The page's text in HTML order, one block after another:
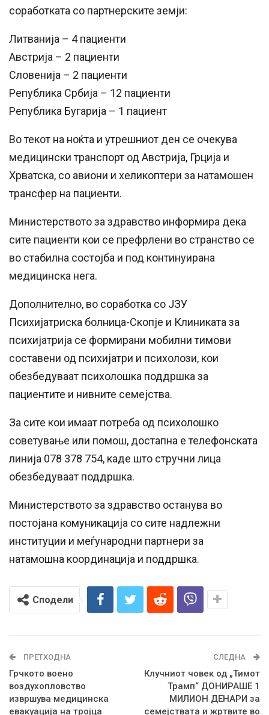
соработката со партнерските земји:
Литванија – 4 пациенти
Австрија – 2 пациенти
Словенија – 2 пациенти
Република Србија – 12 пациенти
Република Бугарија – 1 пациент
Во текот на ноќта и утрешниот ден се очекува
медицински транспорт од Австрија, Грција и
Хрватска, со авиони и хеликоптери за натамошен
трансфер на пациенти.
Министерството за здравство информира дека
сите пациенти кои се префрлени во странство се
во стабилна состојба и под континуирана
медицинска нега.
Дополнително, во соработка со ЈЗУ
Психијатриска болница-Скопје и Клиниката за
психијатрија се формирани мобилни тимови
составени од психијатри и психолози, кои
обезбедуваат психолошка поддршка за
пациентите и нивните семејства.
За сите кои имаат потреба од психолошко
советување или помош, достапна е телефонската
линија 078 378 754, каде што стручни лица
обезбедуваат поддршка.
Министерството за здравство останува во
постојана комуникација со сите надлежни
институции и меѓународни партнери за
натамошна координација и поддршка.
Сподели
ПРЕТХОДНА
Грчкото воено
воздухопловство
извршува медицинска
евакуација на тројца
СЛЕДНА
Клучниот човек од „Тимот
Трамп“ ДОНИРАШЕ 1
МИЛИОН ДЕНАРИ за
семејствата и жртвите во